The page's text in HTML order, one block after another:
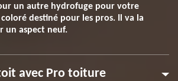
un autre hydrofuge pour votre
destiné pour les pros. Il va la
un aspect neuf.
avec Pro toiture